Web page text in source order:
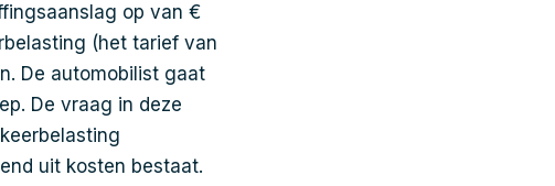
op van €
(het tarief van
De automobilist gaat
De vraag in deze
uit kosten bestaat.